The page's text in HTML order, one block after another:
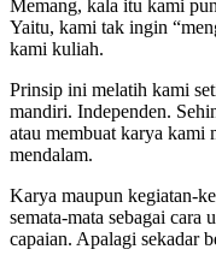
Memang, kala itu kami
Yaitu, kami tak ingin
kami kuliah.
Prinsip ini melatih kami
mandiri. Independen.
atau membuat karya kami
mendalam.
Karya maupun kegiatan-
semata-mata sebagai
capaian. Apalagi sekadar